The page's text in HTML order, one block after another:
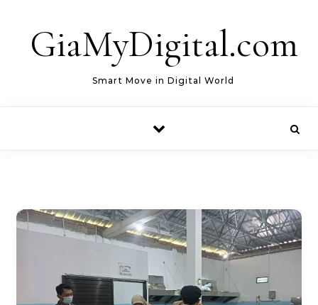
GiaMyDigital.com
Smart Move in Digital World